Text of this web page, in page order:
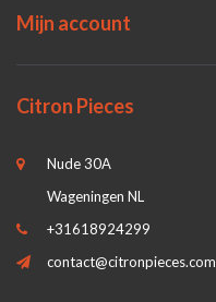
Mijn account
Citron Pieces
Nude 30A
Wageningen NL
+31618924299
contact@citronpieces.com